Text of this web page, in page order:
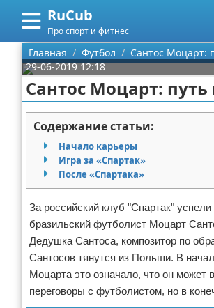
RuCub
Про спорт и фитнес
Меню
Главная
Категории
Аэробика
Разное про спорт
Баскетбол
Бодибилдинг
Конный спорт
Экстримальный спорт
Футбол
Поиск
О проекте
Контакты
Сотрудничество
Размещение рекламы
Для правообладателей
Условия предоставления
Главная Футбол
Сантос Моцарт:
29-06-2019 12:18
Сантос Моцарт:
Содержание статьи:
Начало карьеры
Игра за «Спартак»
После «Спартака»
За российский клуб "Спартак"
бразильский футболист Моцарт
Дедушка Сантоса, композитор по
Сантосов тянутся из Польши. В
Моцарта это означало, что он может
переговоры с футболистом, но в